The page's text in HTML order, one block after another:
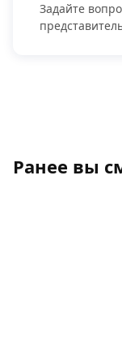
Задайте
Ранее вы